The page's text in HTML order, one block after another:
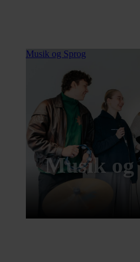
Musik og
Musik og Sprog